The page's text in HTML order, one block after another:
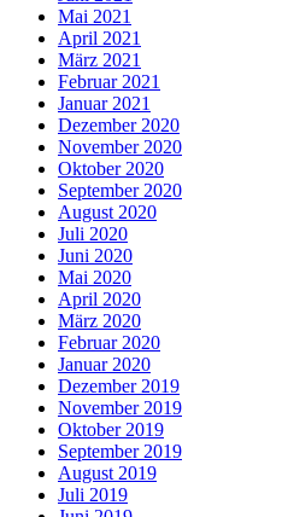
Mai 2021
April 2021
März 2021
Februar 2021
Januar 2021
Dezember 2020
November 2020
Oktober 2020
September 2020
August 2020
Juli 2020
Juni 2020
Mai 2020
April 2020
März 2020
Februar 2020
Januar 2020
Dezember 2019
November 2019
Oktober 2019
September 2019
August 2019
Juli 2019